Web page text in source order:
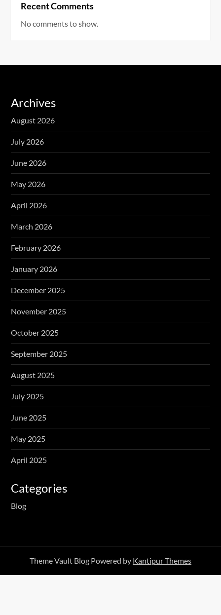
Recent Comments
No comments to show.
Archives
August 2026
July 2026
June 2026
May 2026
April 2026
March 2026
February 2026
January 2026
December 2025
November 2025
October 2025
September 2025
August 2025
July 2025
June 2025
May 2025
April 2025
Categories
Blog
Theme Vault Blog Powered by Kantipur Themes